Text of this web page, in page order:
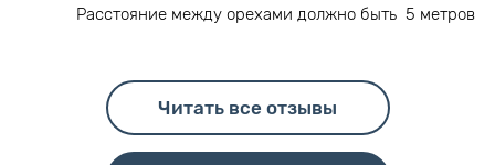
Расстояние между орехами должно быть 5 метров
Читать все отзывы